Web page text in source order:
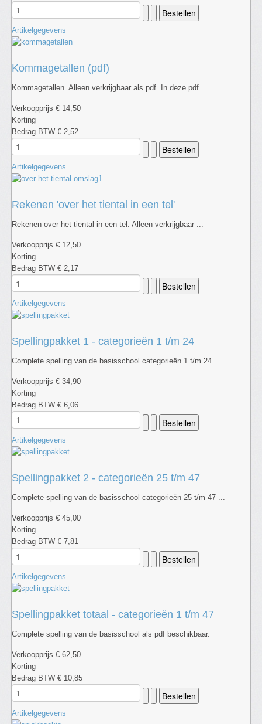
Artikelgegevens
Kommagetallen (pdf)
Kommagetallen. Alleen verkrijgbaar als pdf. In deze pdf ...
Verkoopprijs € 14,50
Korting
Bedrag BTW € 2,52
Artikelgegevens
Rekenen 'over het tiental in een tel'
Rekenen over het tiental in een tel. Alleen verkrijgbaar ...
Verkoopprijs € 12,50
Korting
Bedrag BTW € 2,17
Artikelgegevens
Spellingpakket 1 - categorieën 1 t/m 24
Complete spelling van de basisschool categorieën 1 t/m 24 ...
Verkoopprijs € 34,90
Korting
Bedrag BTW € 6,06
Artikelgegevens
Spellingpakket 2 - categorieën 25 t/m 47
Complete spelling van de basisschool categorieën 25 t/m 47 ...
Verkoopprijs € 45,00
Korting
Bedrag BTW € 7,81
Artikelgegevens
Spellingpakket totaal - categorieën 1 t/m 47
Complete spelling van de basisschool als pdf beschikbaar.
Verkoopprijs € 62,50
Korting
Bedrag BTW € 10,85
Artikelgegevens